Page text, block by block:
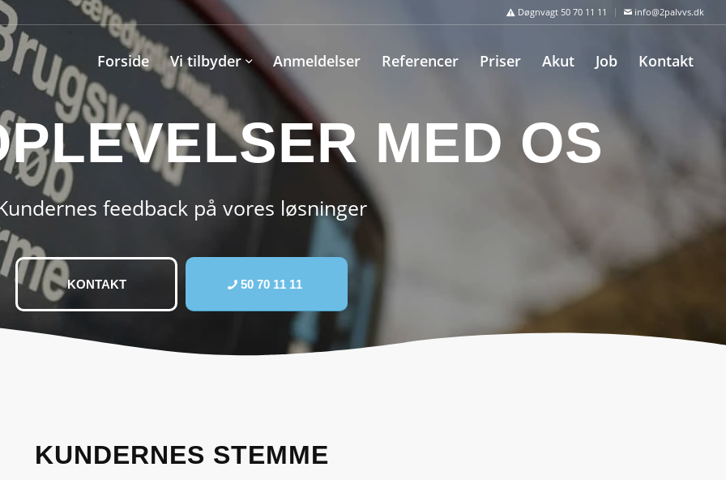
Døgnvagt 50 70 11 11 info@2palvvs.dk
Forside Vi tilbyder Anmeldelser Referencer Priser Akut Job Kontakt
MED OS
feedback på vores løsninger
KONTAKT 50 70 11 11
KUNDERNES STEMME